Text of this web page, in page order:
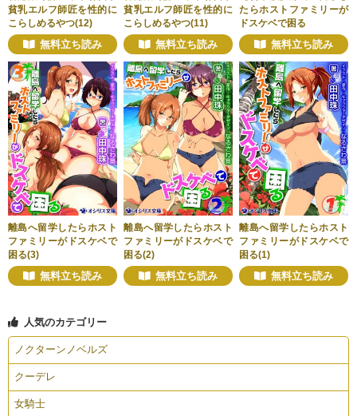
貧乳エルフ師匠を性的に
こらしめるやつ(12)
無料立ち読み
貧乳エルフ師匠を性的に
こらしめるやつ(11)
無料立ち読み
たらホストファミリーが
ドスケベで困る
無料立ち読み
離島へ留学したらホスト
ファミリーがドスケベで
困る(3)
無料立ち読み
離島へ留学したらホスト
ファミリーがドスケベで
困る(2)
無料立ち読み
離島へ留学したらホスト
ファミリーがドスケベで
困る(1)
無料立ち読み
人気のカテゴリー
ノクターンノベルズ
クーデレ
女騎士